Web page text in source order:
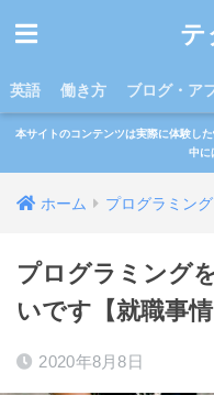
テ
英語 働き方 ブログ・ア
本サイトのコンテンツは実際に体験し
中に
ホーム プログラミング
プログラミング
いです【就職事情
2020年8月8日